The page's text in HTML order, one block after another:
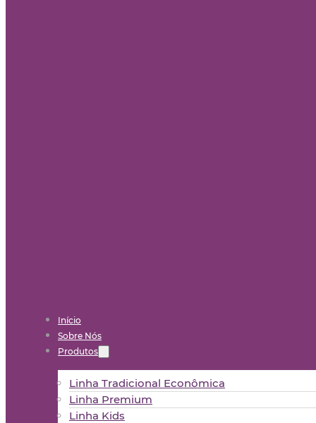
Início
Sobre Nós
Produtos
Linha Tradicional Econômica
Linha Premium
Linha Kids